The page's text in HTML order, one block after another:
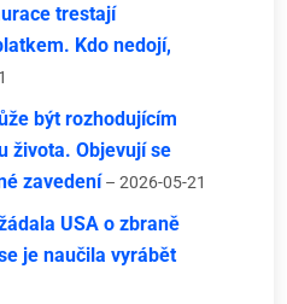
trestají
Kdo nedojí,
být rozhodujícím
života. Objevují se
zavedení – 2026-05-21
USA o zbraně
je naučila vyrábět